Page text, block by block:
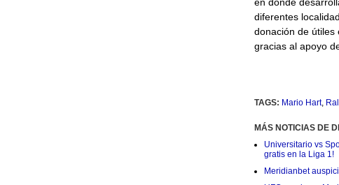
diferentes
donación de útiles
gracias al apoyo
TAGS: Mario Hart,
MÁS NOTICIAS DE
Universitario vs
gratis en la Liga 1!
Meridianbet